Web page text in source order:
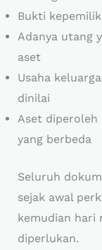
Bukti
Adanya utang
aset
Usaha
dinilai
Aset diperoleh
yang berbeda
Seluruh
sejak awal
kemudian hari
diperlukan.